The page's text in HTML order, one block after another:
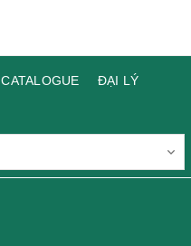
CATALOGUE
ĐẠI LÝ